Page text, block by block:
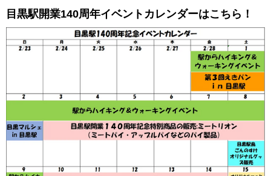
目黒駅開業140周年イベントカレンダーはこちら！